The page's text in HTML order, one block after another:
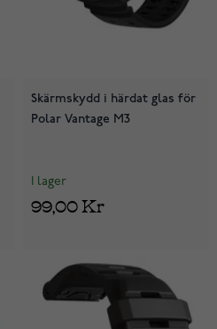
Skärmskydd i härdat glas för
Polar Vantage M3
I lager
99,00 Kr